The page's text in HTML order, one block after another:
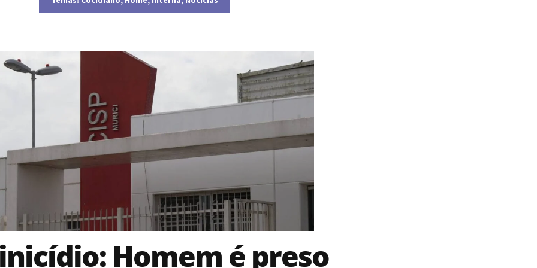
Homem é preso